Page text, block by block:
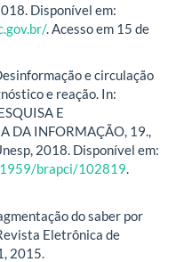
Disponível em:
. Acesso em 15 de
e circulação
e reação. In:
E
DA INFORMAÇÃO, 19.,
2018. Disponível em:
brapci/102819.
do saber por
Eletrônica de
2015.